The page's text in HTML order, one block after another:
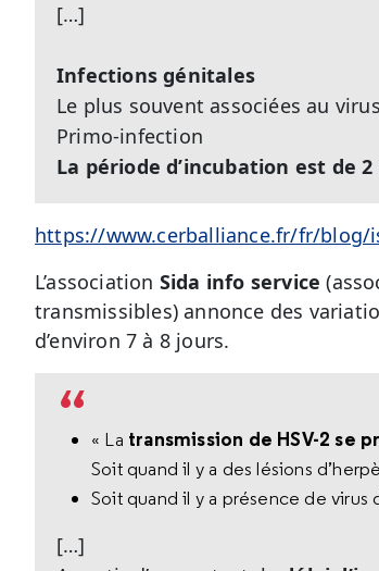
[…]
Infections génitales
Le plus souvent associées au
Primo-infection
La période d’incubation est de
https://www.cerballiance.fr/fr/blog/
L’association Sida info service
transmissibles) annonce des
d’environ 7 à 8 jours.
« La transmission de HSV-2 se
Soit quand il y a des lésions
Soit quand il y a présence de virus
[…]